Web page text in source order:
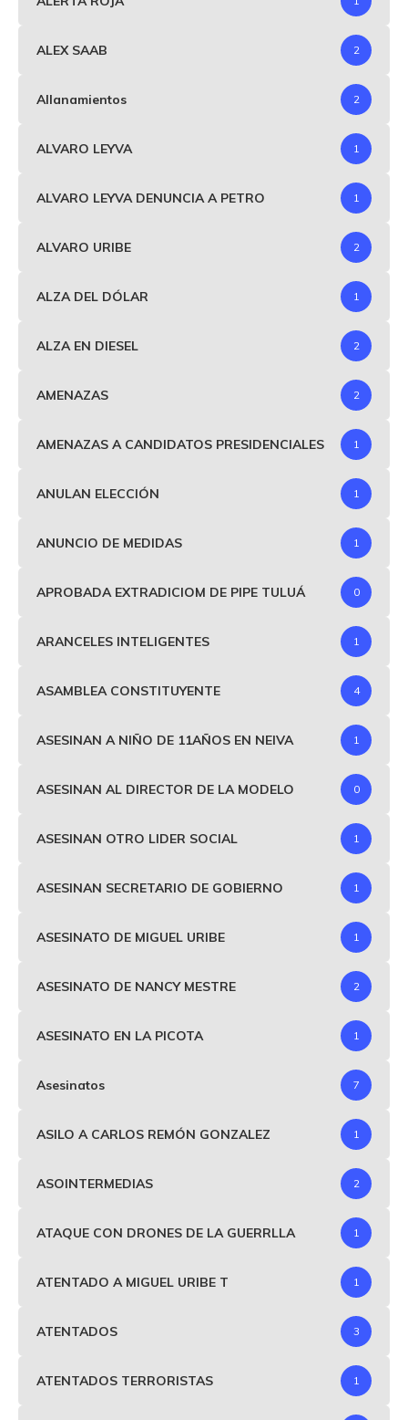
ALEX SAAB 2
Allanamientos 2
ALVARO LEYVA 1
ALVARO LEYVA DENUNCIA A PETRO 1
ALVARO URIBE 2
ALZA DEL DÓLAR 1
ALZA EN DIESEL 2
AMENAZAS 2
AMENAZAS A CANDIDATOS PRESIDENCIALES 1
ANULAN ELECCIÓN 1
ANUNCIO DE MEDIDAS 1
APROBADA EXTRADICIOM DE PIPE TULUÁ 0
ARANCELES INTELIGENTES 1
ASAMBLEA CONSTITUYENTE 4
ASESINAN A NIÑO DE 11AÑOS EN NEIVA 1
ASESINAN AL DIRECTOR DE LA MODELO 0
ASESINAN OTRO LIDER SOCIAL 1
ASESINAN SECRETARIO DE GOBIERNO 1
ASESINATO DE MIGUEL URIBE 1
ASESINATO DE NANCY MESTRE 2
ASESINATO EN LA PICOTA 1
Asesinatos 7
ASILO A CARLOS REMÓN GONZALEZ 1
ASOINTERMEDIAS 2
ATAQUE CON DRONES DE LA GUERRLLA 1
ATENTADO A MIGUEL URIBE T 1
ATENTADOS 3
ATENTADOS TERRORISTAS 1